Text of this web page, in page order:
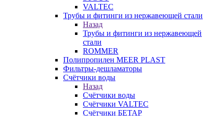
VALTEC
Трубы и фитинги из нержавеющей стали
Назад
Трубы и фитинги из нержавеющей
стали
ROMMER
Полипропилен MEER PLAST
Фильтры-дешламаторы
Счётчики воды
Назад
Счётчики воды
Счётчики VALTEC
Счётчики БЕТАР